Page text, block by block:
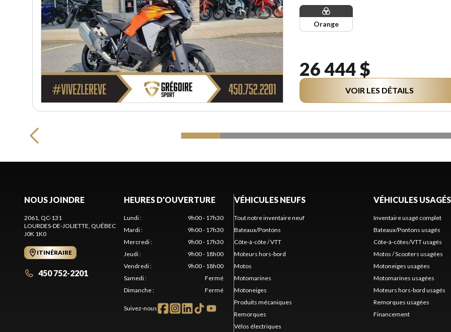
Orange
26 444 $
VOIR LES DÉTAILS
NOUS JOINDRE
2061, QC-131
LOURDES-DE-JOLIETTE , QUÉBEC
J0K 1K0
ITINÉRAIRE
450 752-2201
HEURES D'OUVERTURE
Lundi:
9h00 - 17h30
Mardi:
9h00 - 17h30
Mercredi:
9h00 - 17h30
Jeudi:
9h00 - 18h00
Vendredi:
9h00 - 18h00
Samedi:
Fermé
Dimanche: Fermé
Suivez-nous
VÉHICULES NEUFS
Tout notre inventaire neuf
Bateaux/Pontons
Côte-à-côte / VTT
Moteurs hors-bord
Motos
Motomarines
Motoneiges
Produits mécaniques
Remorques
Vélos électriques
VÉHICULES USAGÉS
Inventaire usagé complet
Bateaux/Pontons usagés
Côte-à-côtes/VTT usagés
Motos / Scooters usagées
Motoneiges usagées
Motomarines usagées
Moteurs hors-bord usagés
Remorques usagées
Financement